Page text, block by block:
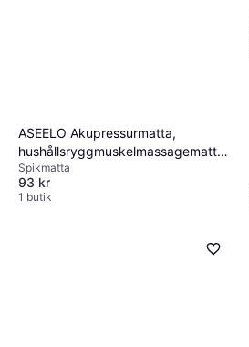
ASEELO Akupressurmatta,
hushållsryggmuskelmassagemattor,
liten resestorlek, miljövänlig
akupressurkudde hjälper till att
släppa muskler för huvud rygg hals
Spikmatta
93 kr
1 butik